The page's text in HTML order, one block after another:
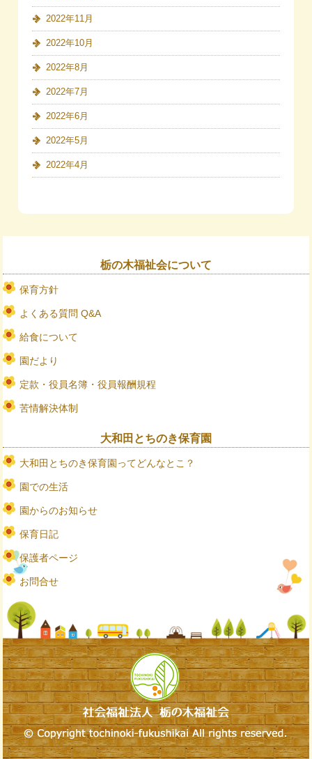
2022年11月
2022年10月
2022年8月
2022年7月
2022年6月
2022年5月
2022年4月
栃の木福祉会について
保育方針
よくある質問 Q&A
給食について
園だより
定款・役員名簿・役員報酬規程
苦情解決体制
大和田とちのき保育園
大和田とちのき保育園ってどんなとこ？
園での生活
園からのお知らせ
保育日記
保護者ページ
お問合せ